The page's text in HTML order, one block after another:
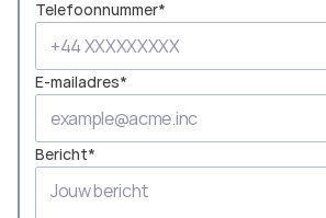
Telefoonnummer*
E-mailadres*
Bericht*